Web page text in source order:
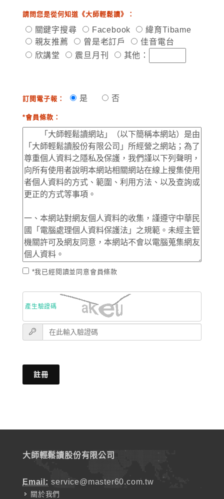
請問您是從何知道《大師輕鬆讀》：
關鍵字搜尋 Facebook
緯育Tibame
親友推薦
曾是老訂戶
佳音電台
欣講堂
震旦月刊 其他：
訂閱電子報： 是 否
*會員條款：
*我已經閱讀並同意會員條款
產生驗證碼
註冊
大師輕鬆讀股份有限公司
Email: service@master60.com.tw
關於我們